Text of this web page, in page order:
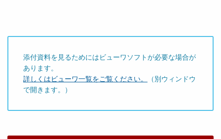
添付資料を見るためにはビューワソフトが必要な場合が
あります。
詳しくはビューワ一覧をご覧ください。
（別ウィンドウ
で開きます。）